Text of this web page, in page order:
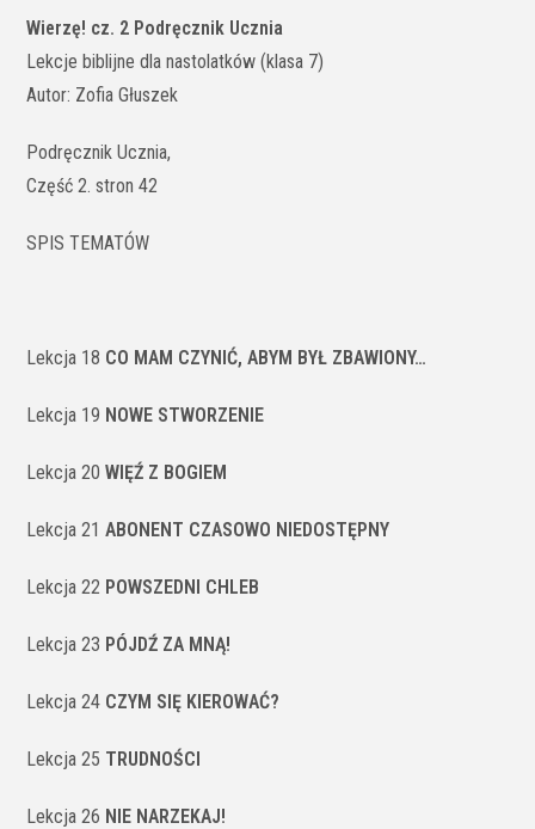
Wierzę! cz. 2 Podręcznik Ucznia
Lekcje biblijne dla nastolatków (klasa 7)
Autor: Zofia Głuszek
Podręcznik Ucznia,
Część 2. stron 42
SPIS TEMATÓW
Lekcja 18 CO MAM CZYNIĆ, ABYM BYŁ ZBAWIONY…
Lekcja 19 NOWE STWORZENIE
Lekcja 20WIĘŹ Z BOGIEM
Lekcja 21ABONENT CZASOWO NIEDOSTĘPNY
Lekcja 22 POWSZEDNI CHLEB
Lekcja 23 PÓJDŹ ZA MNĄ!
Lekcja 24 CZYM SIĘ KIEROWAĆ?
Lekcja 25 TRUDNOŚCI
Lekcja 26 NIE NARZEKAJ!